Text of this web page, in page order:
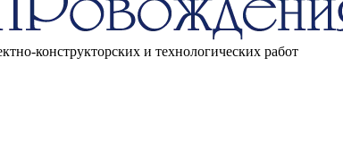
конструкторских и технологических работ